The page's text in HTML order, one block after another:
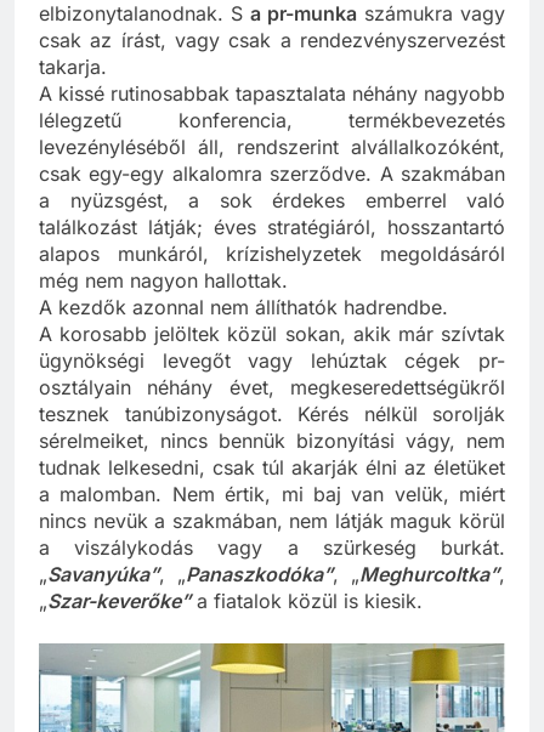
elbizonytalanodnak. S a pr-munka számukra vagy
csak az írást, vagy csak a rendezvényszervezést
takarja.
A kissé rutinosabbak tapasztalata néhány nagyobb
lélegzetű konferencia, termékbevezetés
levezényléséből áll, rendszerint alvállalkozóként,
csak egy-egy alkalomra szerződve. A szakmában
a nyüzsgést, a sok érdekes emberrel való
találkozást látják; éves stratégiáról, hosszantartó
alapos munkáról, krízishelyzetek megoldásáról
még nem nagyon hallottak.
A kezdők azonnal nem állíthatók hadrendbe.
A korosabb jelöltek közül sokan, akik már szívtak
ügynökségi levegőt vagy lehúztak cégek pr-
osztályain néhány évet, megkeseredettségükről
tesznek tanúbizonyságot. Kérés nélkül sorolják
sérelmeiket, nincs bennük bizonyítási vágy, nem
tudnak lelkesedni, csak túl akarják élni az életüket
a malomban. Nem értik, mi baj van velük, miért
nincs nevük a szakmában, nem látják maguk körül
a viszálykodás vagy a szürkeség burkát.
„Savanyúka”, „Panaszkodóka”, „Meghurcoltka”,
„Szar-keverőke”a fiatalok közül is kiesik.